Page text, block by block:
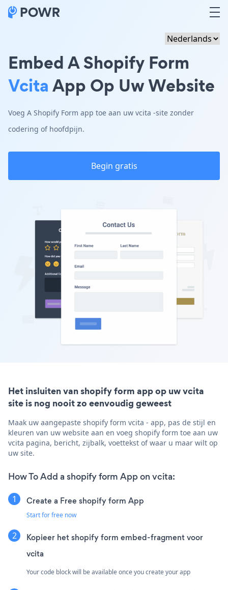
Embed A Shopify Form
VcitaApp Op Uw Website
Voeg A Shopify Form app toe aan uw vcita -site zonder
codering of hoofdpijn.
Begin gratis
Het insluiten van shopify form app op uw vcita
site is nog nooit zo eenvoudig geweest
Maak uw aangepaste shopify form vcita - app, pas de stijl en
kleuren van uw website aan en voeg shopify form toe aan uw
vcita pagina, bericht, zijbalk, voettekst of waar u maar wilt op
uw site.
How To Add a shopify form App on vcita:
Create a Free shopify form App
Start for free now
Kopieer het shopify form embed-fragment voor
vcita
Your code block will be available once you create your app